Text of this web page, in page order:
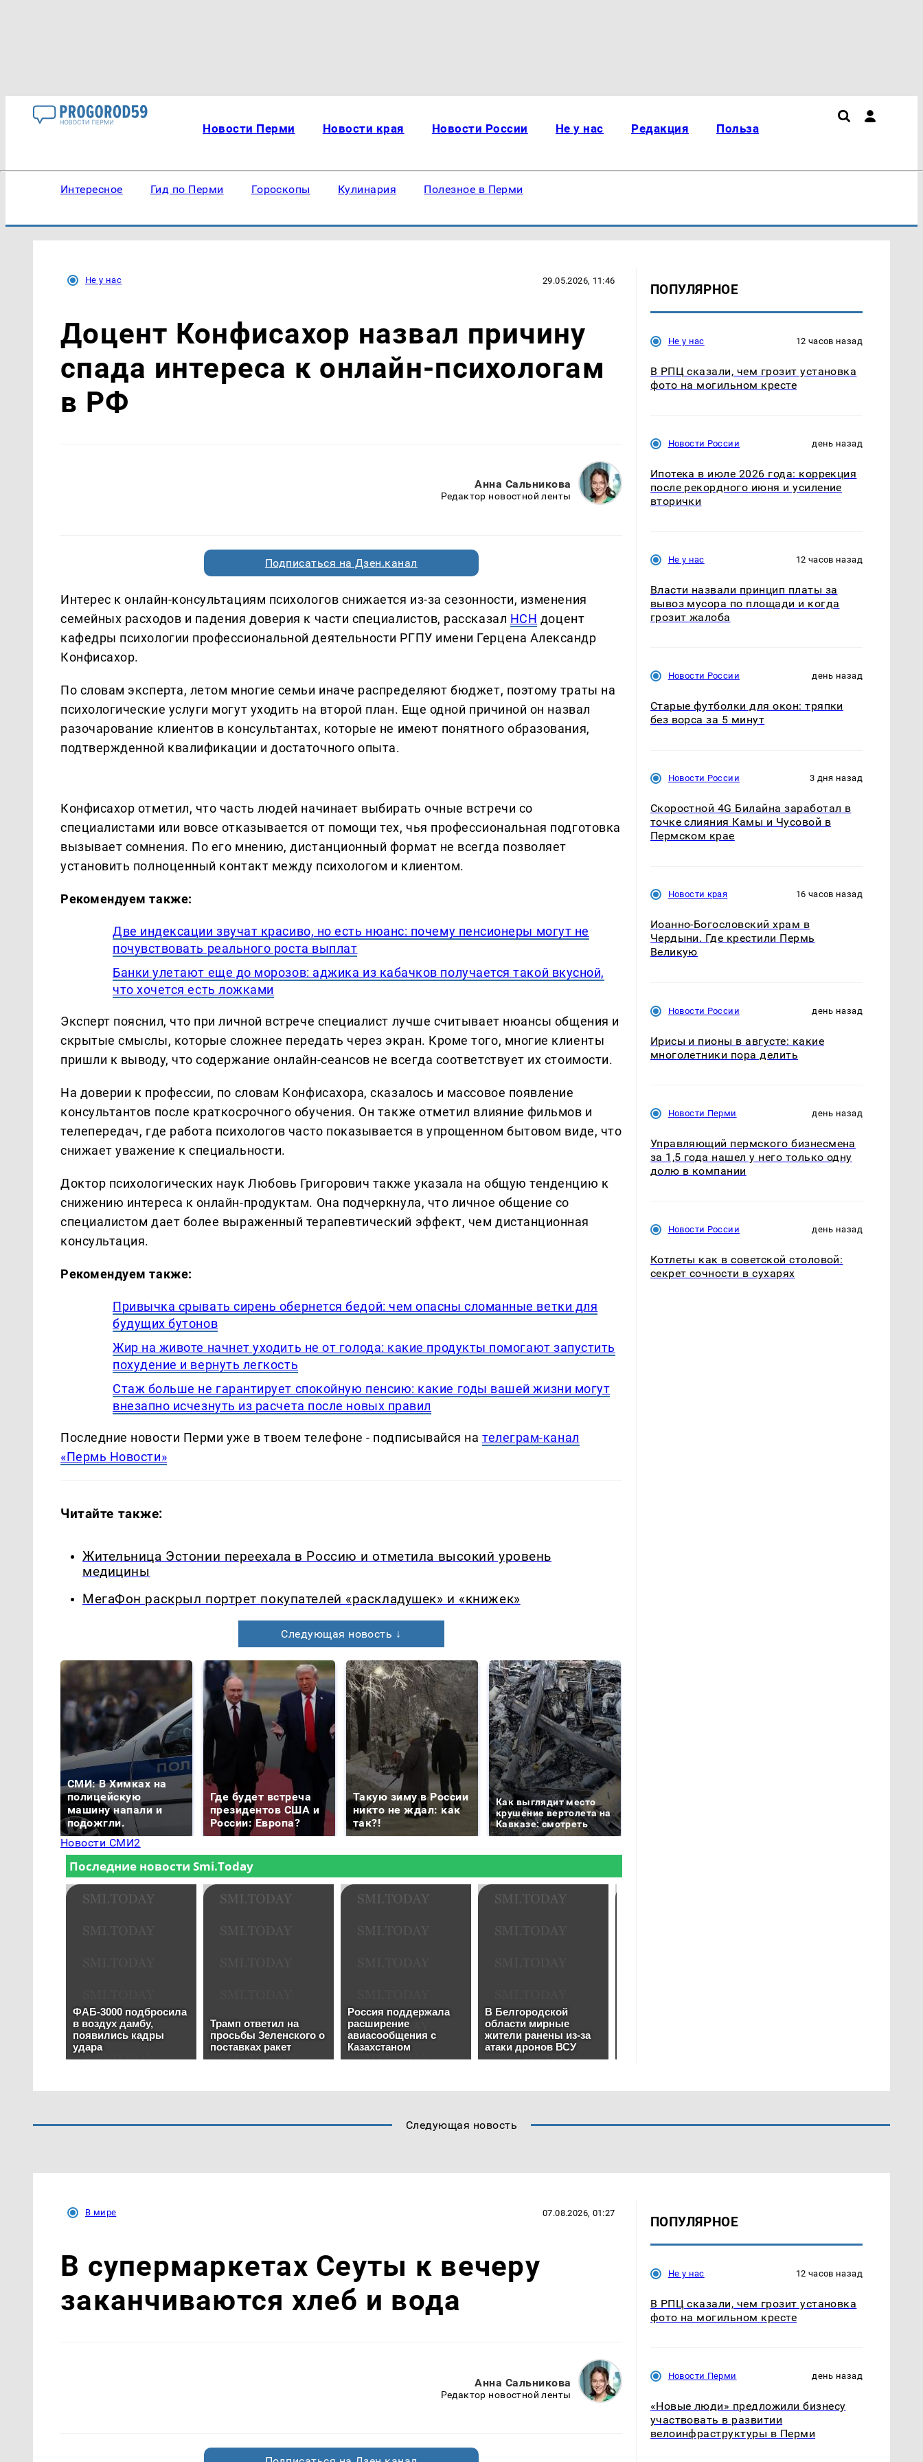
Новости Перми Новости края Новости России Не у нас Редакция Польза
Интересное Гид по Перми Гороскопы Кулинария Полезное в Перми
Не у нас 29.05.2026, 11:46
Доцент Конфисахор назвал причину
спада интереса к онлайн-психологам
в РФ
Анна Сальникова
Редактор новостной ленты
Подписаться на Дзен.канал
Интерес к онлайн-консультациям психологов снижается из-за сезонности, изменения
семейных расходов и падения доверия к части специалистов, рассказал НСН доцент
кафедры психологии профессиональной деятельности РГПУ имени Герцена Александр
Конфисахор.
По словам эксперта, летом многие семьи иначе распределяют бюджет, поэтому траты на
психологические услуги могут уходить на второй план. Еще одной причиной он назвал
разочарование клиентов в консультантах, которые не имеют понятного образования,
подтвержденной квалификации и достаточного опыта.
Конфисахор отметил, что часть людей начинает выбирать очные встречи со
специалистами или вовсе отказывается от помощи тех, чья профессиональная подготовка
вызывает сомнения. По его мнению, дистанционный формат не всегда позволяет
установить полноценный контакт между психологом и клиентом.
Рекомендуем также:
Две индексации звучат красиво, но есть нюанс: почему пенсионеры могут не
почувствовать реального роста выплат
Банки улетают еще до морозов: аджика из кабачков получается такой вкусной,
что хочется есть ложками
Эксперт пояснил, что при личной встрече специалист лучше считывает нюансы общения и
скрытые смыслы, которые сложнее передать через экран. Кроме того, многие клиенты
пришли к выводу, что содержание онлайн-сеансов не всегда соответствует их стоимости.
На доверии к профессии, по словам Конфисахора, сказалось и массовое появление
консультантов после краткосрочного обучения. Он также отметил влияние фильмов и
телепередач, где работа психологов часто показывается в упрощенном бытовом виде, что
снижает уважение к специальности.
Доктор психологических наук Любовь Григорович также указала на общую тенденцию к
снижению интереса к онлайн-продуктам. Она подчеркнула, что личное общение со
специалистом дает более выраженный терапевтический эффект, чем дистанционная
консультация.
Рекомендуем также:
Привычка срывать сирень обернется бедой: чем опасны сломанные ветки для
будущих бутонов
Жир на животе начнет уходить не от голода: какие продукты помогают запустить
похудение и вернуть легкость
Стаж больше не гарантирует спокойную пенсию: какие годы вашей жизни могут
внезапно исчезнуть из расчета после новых правил
Последние новости Перми уже в твоем телефоне - подписывайся нателеграм-канал
«Пермь Новости»
Читайте также:
Жительница Эстонии переехала в Россию и отметила высокий уровень
медицины
МегаФон раскрыл портрет покупателей «раскладушек» и «книжек»
Следующая новость ↓
СМИ: В Химках на
полицейскую
машину напали и
подожгли.
Где будет встреча
президентов США и
России: Европа?
Такую зиму в России
никто не ждал: как
так?!
Как выглядит место
крушение вертолета на
Кавказе: смотреть
Новости СМИ2
ПОПУЛЯРНОЕ
Не у нас 12 часов назад
В РПЦ сказали, чем грозит установка
фото на могильном кресте
Новости России день назад
Ипотека в июле 2026 года: коррекция
после рекордного июня и усиление
вторички
Не у нас 12 часов назад
Власти назвали принцип платы за
вывоз мусора по площади и когда
грозит жалоба
Новости России день назад
Старые футболки для окон: тряпки
без ворса за 5 минут
Новости России 3 дня назад
Скоростной 4G Билайна заработал в
точке слияния Камы и Чусовой в
Пермском крае
Новости края 16 часов назад
Иоанно-Богословский храм в
Чердыни. Где крестили Пермь
Великую
Новости России день назад
Ирисы и пионы в августе: какие
многолетники пора делить
Новости Перми день назад
Управляющий пермского бизнесмена
за 1,5 года нашел у него только одну
долю в компании
Новости России день назад
Котлеты как в советской столовой:
секрет сочности в сухарях
Следующая новость
В мире 07.08.2026, 01:27
В супермаркетах Сеуты к вечеру
заканчиваются хлеб и вода
Анна Сальникова
Редактор новостной ленты
ПОПУЛЯРНОЕ
Не у нас 12 часов назад
В РПЦ сказали, чем грозит установка
фото на могильном кресте
Новости Перми день назад
«Новые люди» предложили бизнесу
участвовать в развитии
велоинфраструктуры в Перми